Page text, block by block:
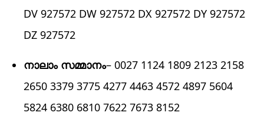
DV 927572 DW 927572 DX 927572 DY 927572
DZ 927572
നാലാം സമ്മാനം– 0027 1124 1809 2123 2158
2650 3379 3775 4277 4463 4572 4897 5604
5824 6380 6810 7622 7673 8152